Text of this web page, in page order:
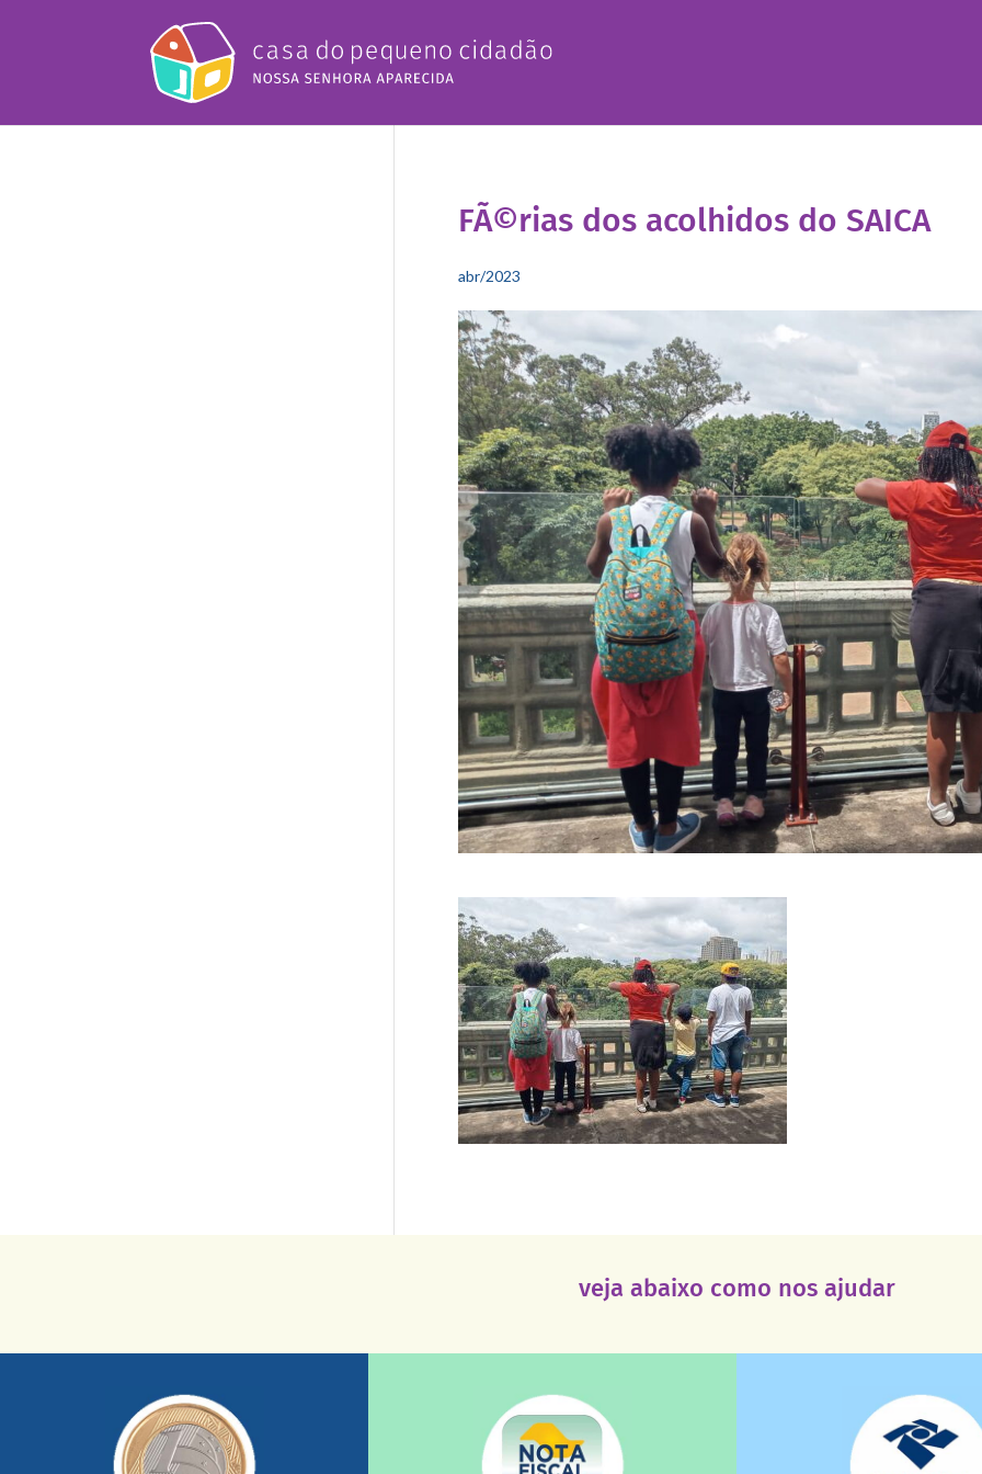
FÃ©rias dos acolhidos do SAICA
abr/2023
veja abaixo como nos ajudar
saiba mais